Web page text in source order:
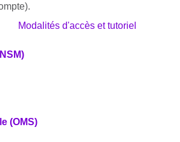
Modalités d'accès et tutoriel
(OMS)